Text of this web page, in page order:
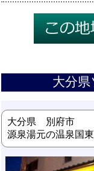
大分
大分県 別府市
源泉湯元の温泉国